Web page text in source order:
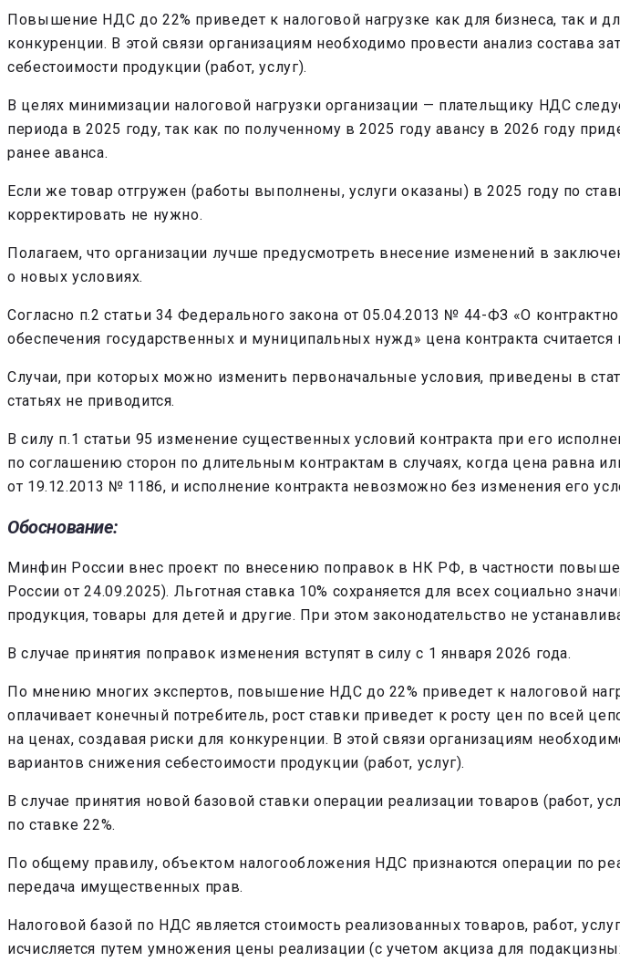
Повышение НДС до 22% приведет к налоговой нагрузке как для бизнеса, так и
конкуренции. В этой связи организациям необходимо провести анализ состава
себестоимости продукции (работ, услуг).
В целях минимизации налоговой нагрузки организации — плательщику НДС
периода в 2025 году, так как по полученному в 2025 году авансу в 2026 году
ранее аванса.
Если же товар отгружен (работы выполнены, услуги оказаны) в 2025 году по
корректировать не нужно.
Полагаем, что организации лучше предусмотреть внесение изменений в
о новых условиях.
Согласно п.2 статьи 34 Федерального закона от 05.04.2013 № 44-ФЗ «О
обеспечения государственных и муниципальных нужд» цена контракта
Случаи, при которых можно изменить первоначальные условия, приведены в
статьях не приводится.
В силу п.1 статьи 95 изменение существенных условий контракта при его
по соглашению сторон по длительным контрактам в случаях, когда цена равна
от 19.12.2013 № 1186, и исполнение контракта невозможно без изменения его
Обоснование:
Минфин России внес проект по внесению поправок в НК РФ, в частности
России от 24.09.2025). Льготная ставка 10% сохраняется для всех социально
продукция, товары для детей и другие. При этом законодательство не
В случае принятия поправок изменения вступят в силу с 1 января 2026 года.
По мнению многих экспертов, повышение НДС до 22% приведет к налоговой
оплачивает конечный потребитель, рост ставки приведет к росту цен по всей
на ценах, создавая риски для конкуренции. В этой связи организациям
вариантов снижения себестоимости продукции (работ, услуг).
В случае принятия новой базовой ставки операции реализации товаров (работ,
по ставке 22%.
По общему правилу, объектом налогообложения НДС признаются операции по
передача имущественных прав.
Налоговой базой по НДС является стоимость реализованных товаров, работ,
исчисляется путем умножения цены реализации (с учетом акциза для